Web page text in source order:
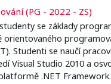
(PG - 2022 - ZS)
se základy
orientovaného
Studenti se naučí
Visual Studio 2010 a
.NET Framework.